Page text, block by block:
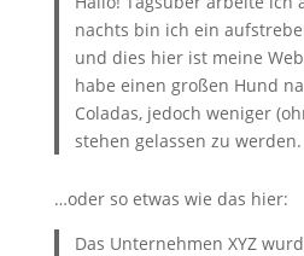
nachts bin ich ein
und dies hier ist meine
habe einen großen Hund
Coladas, jedoch weniger
stehen gelassen zu werden.
…oder so etwas wie das hier:
Das Unternehmen XYZ